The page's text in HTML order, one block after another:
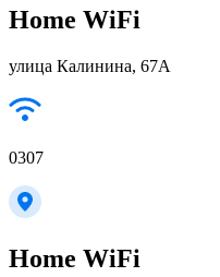
Home WiFi
улица Калинина, 67А
0307
Home WiFi